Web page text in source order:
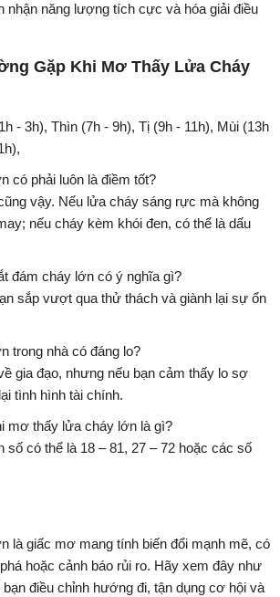
nhận năng lượng tích cực và hóa giải điều
Gặp Khi Mơ Thấy Lửa Cháy
- 3h), Thìn (7h - 9h), Tị (9h - 11h), Mùi (13h
có phải luôn là điềm tốt?
vậy. Nếu lửa cháy sáng rực mà không
nếu cháy kèm khói đen, có thể là dấu
đám cháy lớn có ý nghĩa gì?
sắp vượt qua thử thách và giành lại sự ổn
trong nhà có đáng lo?
gia đạo, nhưng nếu bạn cảm thấy lo sợ
tình hình tài chính.
mơ thấy lửa cháy lớn là gì?
có thể là 18 – 81, 27 – 72 hoặc các số
là giấc mơ mang tính biến đổi mạnh mẽ, có
hoặc cảnh báo rủi ro. Hãy xem đây như
điều chỉnh hướng đi, tận dụng cơ hội và